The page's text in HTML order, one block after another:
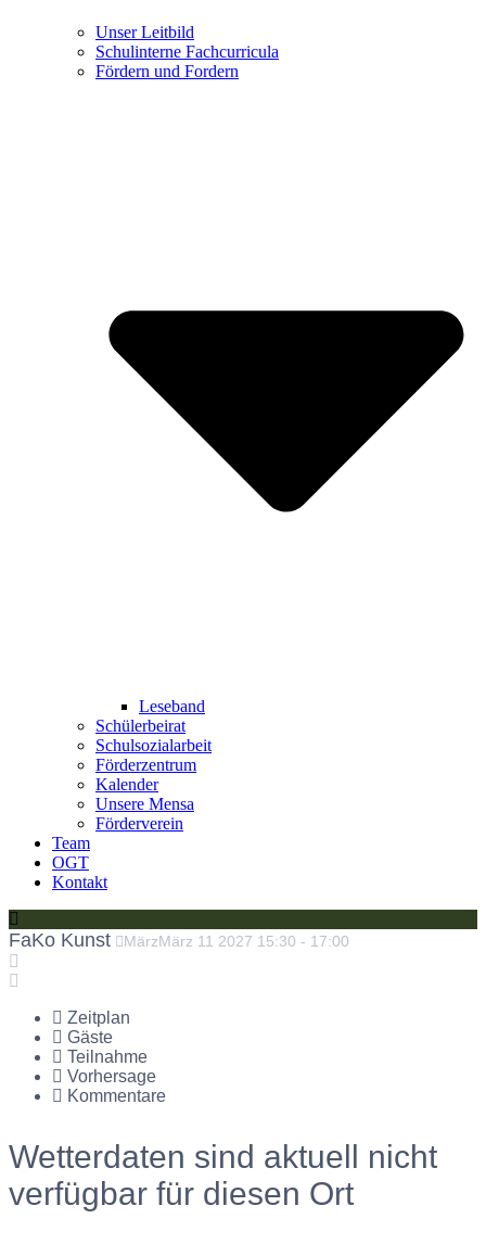
Unser Leitbild
Schulinterne Fachcurricula
Fördern und Fordern
Leseband
Schülerbeirat
Schulsozialarbeit
Förderzentrum
Kalender
Unsere Mensa
Förderverein
Team
OGT
Kontakt
FaKo Kunst MärzMärz 11 2027 15:30 - 17:00
Zeitplan
Gäste
Teilnahme
Vorhersage
Kommentare
Wetterdaten sind aktuell nicht
verfügbar für diesen Ort